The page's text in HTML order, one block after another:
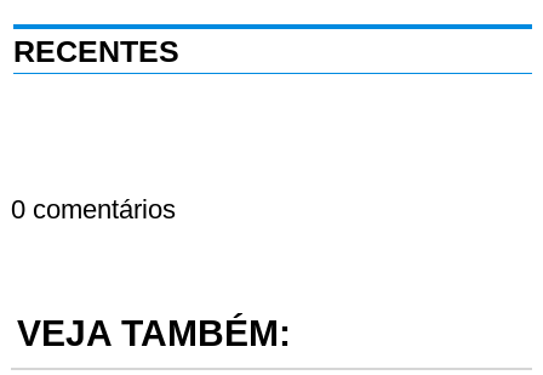
RECENTES
0 comentários
VEJA TAMBÉM: